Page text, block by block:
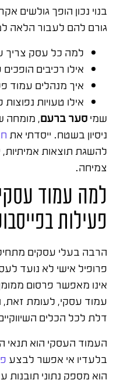
בנוי נכון הופך גולשים
גורם להם לעבור הלאה
למה כל עסק צריך
אילו רכיבים
איך מנהלים עמוד
אילו טעויות
שמיסער ברעם
ניסיון בשטח. ייסדתי את
להשגת תוצאות אמיתיות,
צמיחה.
למה עמוד
פעילות
הרבה בעלי עסקים
פרופיל אישי לא נועד
אינו מאפשר פרסום
עמוד עסקי, לעומת זאת,
דלת לכל הכלים
העמוד העסקי הוא תנאי
בלעדיו אי אפשר לבצע
הוא מספק נתוני תובנות